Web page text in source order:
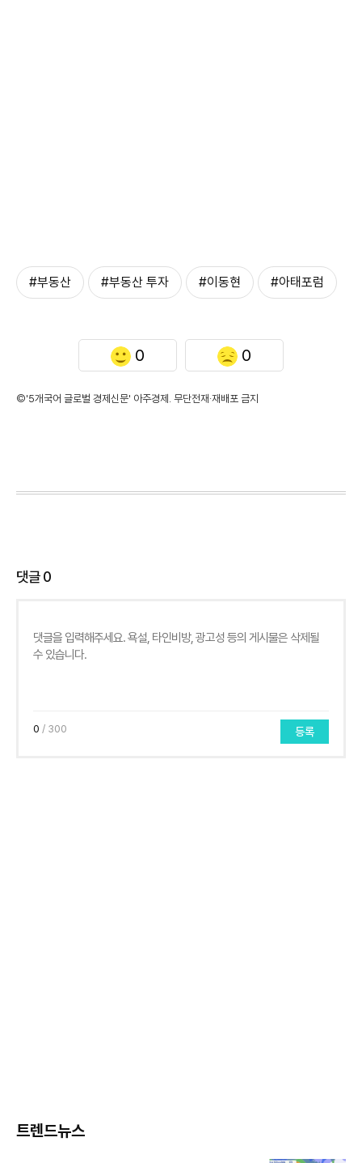
#부동산 #부동산 투자 #이동현 #아태포럼
0 0
©'5개국어 글로벌 경제신문' 아주경제. 무단전재·재배포 금지
댓글0
0 / 300 등록
트렌드뉴스